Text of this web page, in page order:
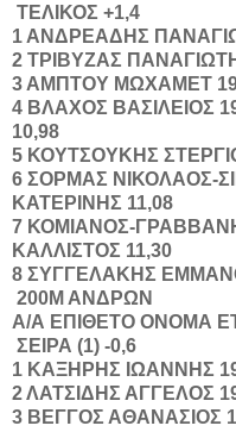
ΤΕΛΙΚΟΣ +1,4
1 ΑΝΔΡΕΑΔΗΣ
2 ΤΡΙΒΥΖΑΣ
3 ΑΜΠΤΟΥ ΜΩΧΑΜΕΤ
4 ΒΛΑΧΟΣ ΒΑΣΙΛΕΙΟΣ
10,98
5 ΚΟΥΤΣΟΥΚΗΣ
6 ΣΟΡΜΑΣ ΝΙΚΟΛΑΟΣ-
ΚΑΤΕΡΙΝΗΣ 11,08
7 ΚΟΜΙΑΝΟΣ-
ΚΑΛΛΙΣΤΟΣ 11,30
8 ΣΥΓΓΕΛΑΚΗΣ
200Μ ΑΝΔΡΩΝ
Α/Α ΕΠΙΘΕΤΟ ΟΝΟΜΑ
ΣΕΙΡΑ (1) -0,6
1 ΚΑΞΗΡΗΣ ΙΩΑΝΝΗΣ
2ΛΑΤΣΙΔΗΣ ΑΓΓΕΛΟΣ
3 ΒΕΓΓΟΣ ΑΘΑΝΑΣΙΟΣ